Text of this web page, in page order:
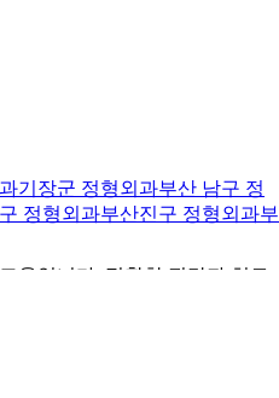
기장군 정형외과부산 남구 정
정형외과부산진구 정형외과부
용입니다. 정확한 진단과 치료